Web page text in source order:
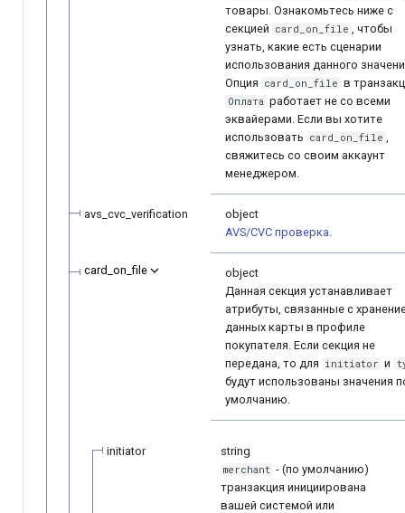
товары. Ознакомьтесь ниже с
секцией card_on_file
, чтобы
узнать, какие есть сценарии
использования данного
Опция card_on_file в
Оплата работает не со всеми
эквайерами. Если вы хотите
использовать card_on_file
свяжитесь со своим аккаунт
менеджером.
avs_cvc_verification
object
AVS/CVC проверка
card_on_file
object
Данная секция устанавливает
атрибуты, связанные с
данных карты в профиле
покупателя. Если секция не
передана, то для initiator и
будут использованы значения
умолчанию.
initiator string
merchant - (по умолчанию)
транзакция инициирована
вашей системой или